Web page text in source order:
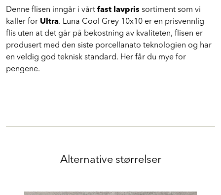
Denne flisen inngår i vårt fast lavpris sortiment som vi
kaller for Ultra. Luna Cool Grey 10x10 er en prisvennlig
flis uten at det går på bekostning av kvaliteten, flisen er
produsert med den siste porcellanato teknologien og har
en veldig god teknisk standard. Her får du mye for
pengene.
Alternative størrelser